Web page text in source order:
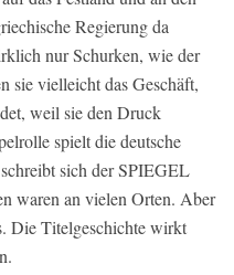
Regierung da
nur Schurken, wie der
sie vielleicht das Geschäft,
weil sie den Druck
spielt die deutsche
sich der SPIEGEL
waren an vielen Orten. Aber
Die Titelgeschichte wirkt